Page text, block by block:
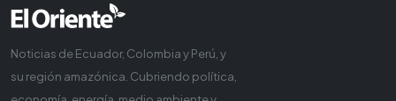
Noticias de Ecuador, Colombia y Perú, y
su región amazónica. Cubriendo política,